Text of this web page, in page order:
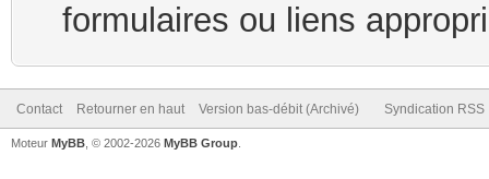
formulaires ou liens
Contact Retourner en haut Version bas-débit (Archivé) Syndication RSS
Moteur MyBB , © 2002-2026 MyBB Group